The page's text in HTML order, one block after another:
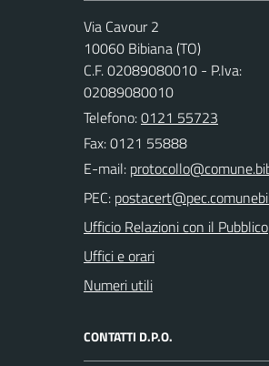
Via Cavour 2
10060 Bibiana (TO)
C.F. 02089080010 - P.Iva:
02089080010
Telefono:0121 55723
Fax: 0121 55888
E-mail:
PEC:
Ufficio Relazioni con il Pubblico
Uffici e orari
Numeri utili
CONTATTI D.P.O.